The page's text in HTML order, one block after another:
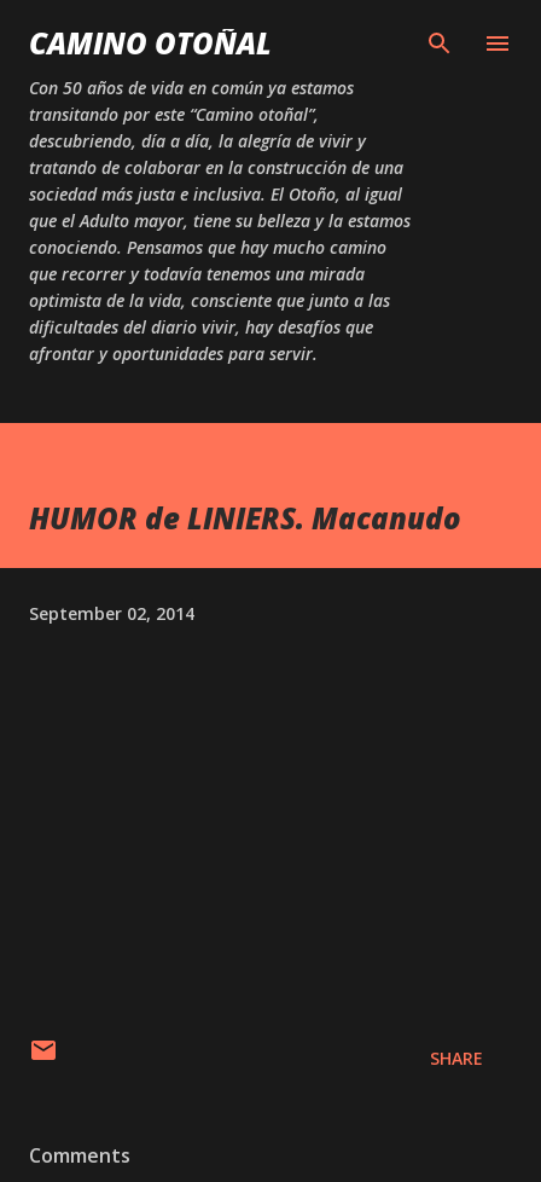
Skip to main content
CAMINO OTOÑAL
Con 50 años de vida en común ya estamos
transitando por este “Camino otoñal”,
descubriendo, día a día, la alegría de vivir y
tratando de colaborar en la construcción de una
sociedad más justa e inclusiva. El Otoño, al igual
que el Adulto mayor, tiene su belleza y la estamos
conociendo. Pensamos que hay mucho camino
que recorrer y todavía tenemos una mirada
optimista de la vida, consciente que junto a las
dificultades del diario vivir, hay desafíos que
afrontar y oportunidades para servir.
HUMOR de LINIERS. Macanudo
September 02, 2014
SHARE
Comments